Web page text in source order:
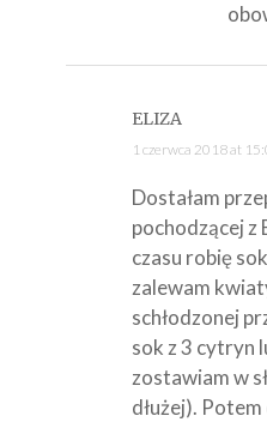
ELIZA
1 czerwca 2018 at
Dostałam
pochodzącej z
czasu robię
zalewam
schłodzonej
sok z 3 cytryn
zostawiam w
dłużej).